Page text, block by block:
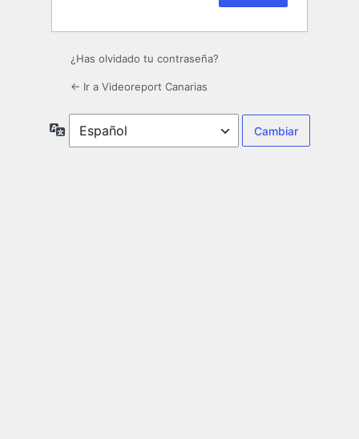
¿Has olvidado tu contraseña?
← Ir a Videoreport Canarias
Idioma